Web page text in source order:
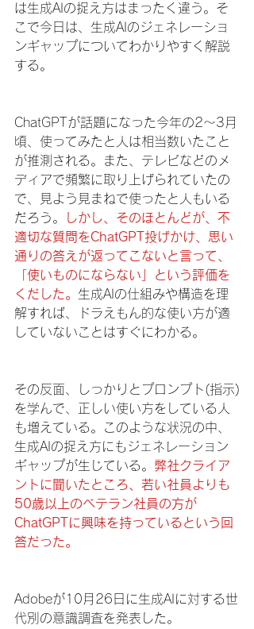
は生成AIの捉え方はまったく違う。そ
こで今日は、生成AIのジェネレーショ
ンギャップについてわかりやすく解説
する。
ChatGPTが話題になった今年の2～3月
頃、使ってみたと人は相当数いたこと
が推測される。また、テレビなどのメ
ディアで頻繁に取り上げられていたの
で、見よう見まねで使ったと人もいる
だろう。
しかし、そのほとんどが、不
適切な質問をChatGPT投げかけ、思い
通りの答えが返ってこないと言って、
「使いものにならない」という評価を
くだした。 生成AIの仕組みや構造を理
解すれば、ドラえもん的な使い方が適
していないことはすぐにわかる。
その反面、しっかりとプロンプト(指示)
を学んで、正しい使い方をしている人
も増えている。このような状況の中、
生成AIの捉え方にもジェネレーション
ギャップが生じている。 弊社クライア
ントに聞いたところ、若い社員よりも
50歳以上のベテラン社員の方が
ChatGPTに興味を持っているという回
答だった。
Adobeが10月26日に生成AIに対する世
代別の意識調査を発表した。